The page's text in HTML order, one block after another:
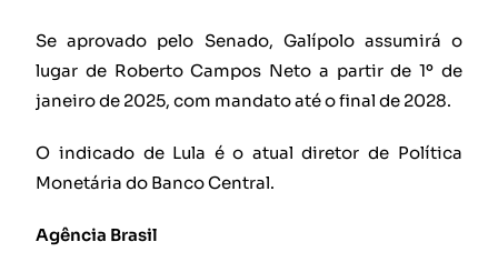
Se aprovado pelo Senado, Galípolo assumirá o
lugar de Roberto Campos Neto a partir de 1º de
janeiro de 2025, com mandato até o final de 2028.
O indicado de Lula é o atual diretor de Política
Monetária do Banco Central.
Agência Brasil